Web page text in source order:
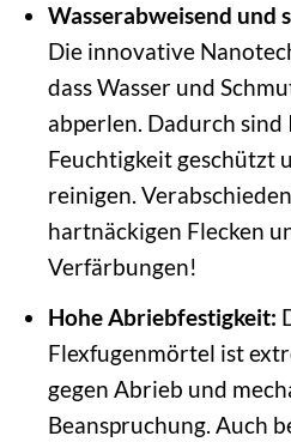
Wasserabweisend und
Die innovative
dass Wasser und
abperlen. Dadurch
Feuchtigkeit geschützt
reinigen.
hartnäckigen Flecken
Verfärbungen!
Hohe Abriebfestigkeit:
Flexfugenmörtel ist
gegen Abrieb und
Beanspruchung. Auch